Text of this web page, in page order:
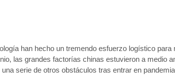
han hecho un tremendo esfuerzo logístico para
las grandes factorías chinas estuvieron a medio
serie de otros obstáculos tras entrar en